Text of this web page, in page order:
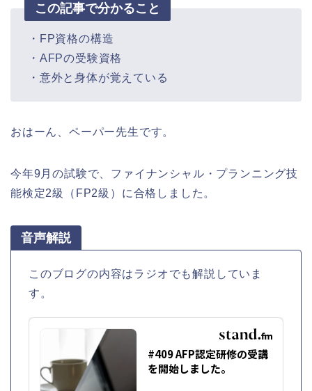
この記事で分かること
・FP資格の構造
・AFPの受験資格
・意外と身体が覚えている
おはーん、ペーパー先生です。
今年9月の試験で、ファイナンシャル・プランニング技
能検定2級（FP2級）に合格しました。
音声解説
このブログの内容はラジオでも解説していま
す。